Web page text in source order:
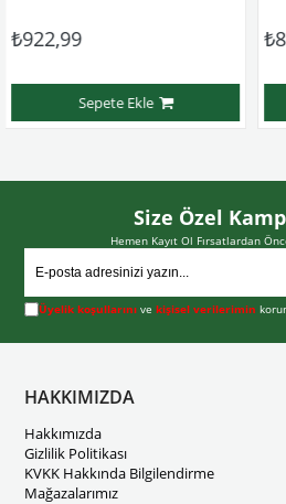
Sepete Ekle
Size Özel
Hemen Kayıt Ol Fırsatlardan
Üyelik koşullarını vekişisel verilerimin
HAKKIMIZDA
Hakkımızda
Gizlilik Politikası
KVKK Hakkında Bilgilendirme
Mağazalarımız